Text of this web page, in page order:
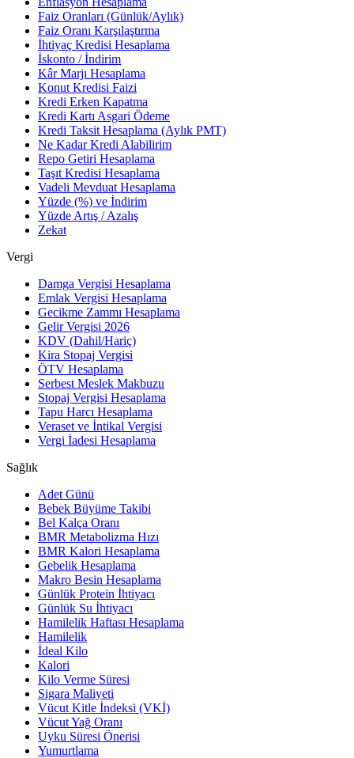
Faiz Oranları (Günlük/Aylık)
Faiz Oranı Karşılaştırma
İhtiyaç Kredisi Hesaplama
İskonto / İndirim
Kâr Marjı Hesaplama
Konut Kredisi Faizi
Kredi Erken Kapatma
Kredi Kartı Asgari Ödeme
Kredi Taksit Hesaplama (Aylık PMT)
Ne Kadar Kredi Alabilirim
Repo Getiri Hesaplama
Taşıt Kredisi Hesaplama
Vadeli Mevduat Hesaplama
Yüzde (%) ve İndirim
Yüzde Artış / Azalış
Zekat
Vergi
Damga Vergisi Hesaplama
Emlak Vergisi Hesaplama
Gecikme Zammı Hesaplama
Gelir Vergisi 2026
KDV (Dahil/Hariç)
Kira Stopaj Vergisi
ÖTV Hesaplama
Serbest Meslek Makbuzu
Stopaj Vergisi Hesaplama
Tapu Harcı Hesaplama
Veraset ve İntikal Vergisi
Vergi İadesi Hesaplama
Sağlık
Adet Günü
Bebek Büyüme Takibi
Bel Kalça Oranı
BMR Metabolizma Hızı
BMR Kalori Hesaplama
Gebelik Hesaplama
Makro Besin Hesaplama
Günlük Protein İhtiyacı
Günlük Su İhtiyacı
Hamilelik Haftası Hesaplama
Hamilelik
İdeal Kilo
Kalori
Kilo Verme Süresi
Sigara Maliyeti
Vücut Kitle İndeksi (VKİ)
Vücut Yağ Oranı
Uyku Süresi Önerisi
Yumurtlama